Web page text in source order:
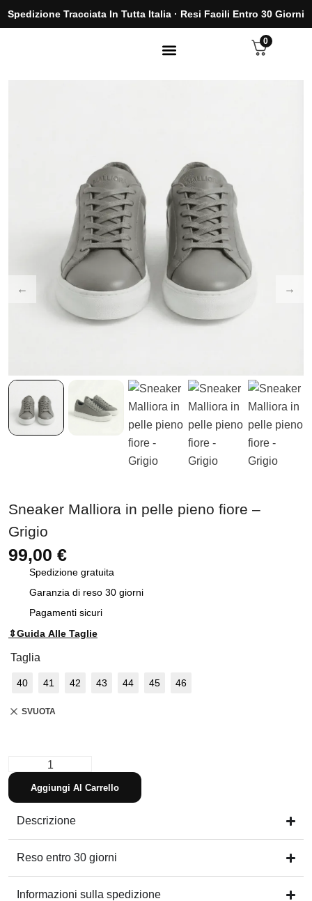
Spedizione Tracciata In Tutta Italia · Resi Facili Entro 30 Giorni
0
Sneaker Malliora in pelle pieno fiore –
Grigio
99,00 €
Spedizione gratuita
Garanzia di reso 30 giorni
Pagamenti sicuri
⇕Guida Alle Taglie
Taglia
40 41 42 43 44 45 46
SVUOTA
Aggiungi Al Carrello
Descrizione
Reso entro 30 giorni
Informazioni sulla spedizione